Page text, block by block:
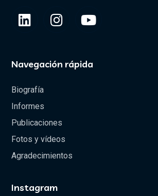
Navegación rápida
Biografía
Informes
Publicaciones
Fotos y vídeos
Agradecimientos
Instagram